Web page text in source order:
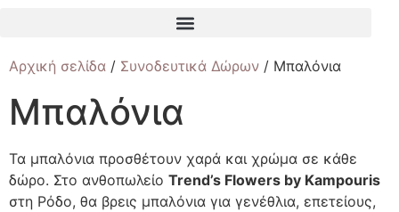
Αρχική σελίδα / Συνοδευτικά Δώρων / Μπαλόνια
Μπαλόνια
Τα μπαλόνια προσθέτουν χαρά και χρώμα σε κάθε
δώρο. Στο ανθοπωλείο Trend’s Flowers by Kampouris
στη Ρόδο, θα βρεις μπαλόνια για γενέθλια, επετείους,